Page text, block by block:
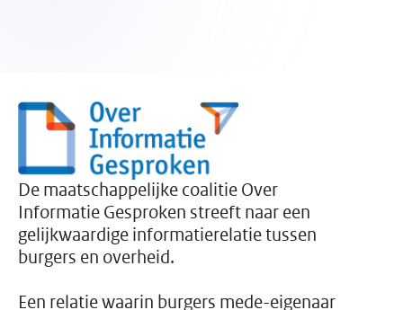
De maatschappelijke coalitie Over
Informatie Gesproken streeft naar een
gelijkwaardige informatierelatie tussen
burgers en overheid.
Een relatie waarin burgers mede-eigenaar